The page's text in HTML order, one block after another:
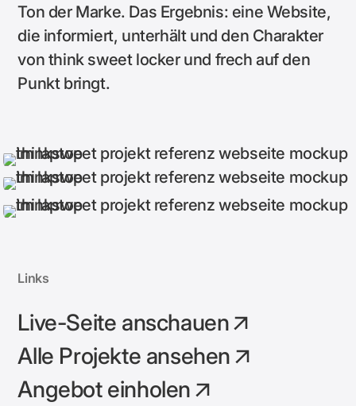
Ton der Marke. Das Ergebnis: eine Website,
die informiert, unterhält und den Charakter
von think sweet locker und frech auf den
Punkt bringt.
Links
Live-Seite anschauen
Alle Projekte ansehen
Angebot einholen